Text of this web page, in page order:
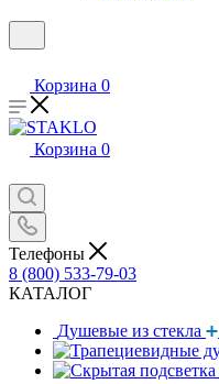
Корзина 0
Корзина 0
Телефоны
8 (800) 533-79-03
КАТАЛОГ
Душевые из стекла